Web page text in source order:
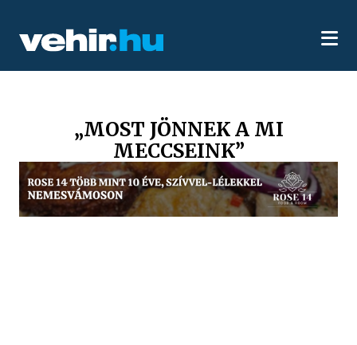
„MOST JÖNNEK A MI
MECCSEINK”